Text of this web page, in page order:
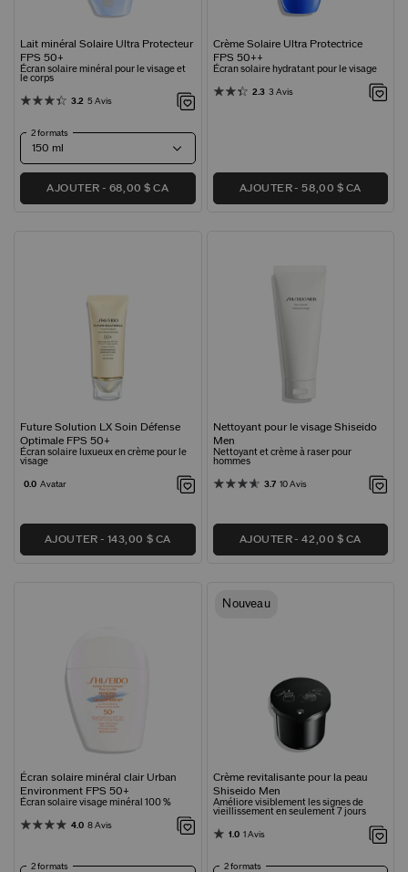
Lait minéral Solaire Ultra Protecteur
FPS 50+
Écran solaire minéral pour le visage et
le corps
3.2 5 Avis
2 formats
AJOUTER 68,00 $ CA
Crème Solaire Ultra Protectrice
FPS 50​​​​​​​++
Écran solaire hydratant pour le visage
2.3 3 Avis
AJOUTER 58,00 $ CA
Future Solution LX Soin Défense
Optimale FPS 50+
Écran solaire luxueux en crème pour le
visage
0.0 Avatar
AJOUTER 143,00 $ CA
Nettoyant pour le visage Shiseido
Men
Nettoyant et crème à raser pour
hommes
3.7 10 Avis
AJOUTER 42,00 $ CA
Écran solaire minéral clair Urban
Environment FPS 50+
Écran solaire visage minéral 100 %
4.0 8 Avis
2 formats
Nouveau
Crème revitalisante pour la peau
Shiseido Men
Améliore visiblement les signes de
vieillissement en seulement 7 jours
1.0 1 Avis
2 formats